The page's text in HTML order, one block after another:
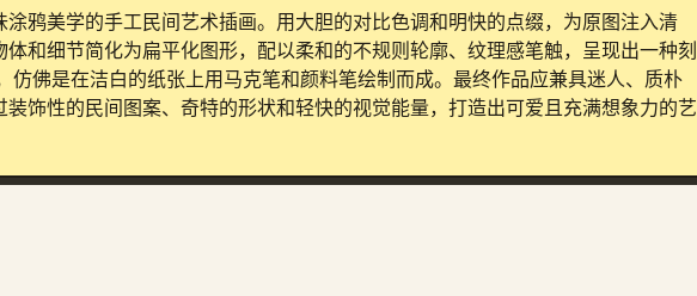
鸦美学的手工民间艺术插画。用大胆的对比色调和明快的点缀，为原图注入清
和细节简化为扁平化图形，配以柔和的不规则轮廓、纹理感笔触，呈现出一种刻
仿佛是在洁白的纸张上用马克笔和颜料笔绘制而成。最终作品应兼具迷人、质朴
饰性的民间图案、奇特的形状和轻快的视觉能量，打造出可爱且充满想象力的艺